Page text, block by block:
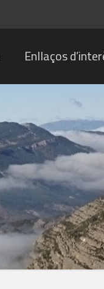
Enllaços